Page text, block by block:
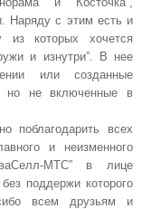
Наряду с этим есть и
из которых хочется
и изнутри”. В нее
или созданные
но не включенные в
поблагодарить всех
и неизменного
МТС” в лице
поддержи которого
всем друзьям и